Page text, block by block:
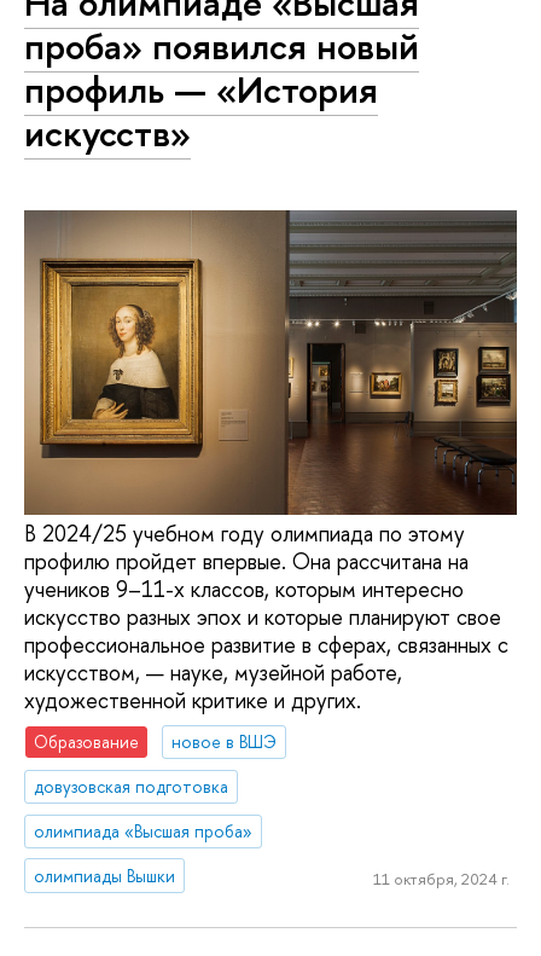
проба» появился новый
профиль — «История
искусств»
В 2024/25 учебном году олимпиада по этому
профилю пройдет впервые. Она рассчитана на
учеников 9–11-х классов, которым интересно
искусство разных эпох и которые планируют свое
профессиональное развитие в сферах, связанных с
искусством, — науке, музейной работе,
художественной критике и других.
Образование
новое в ВШЭ
довузовская подготовка
олимпиада «Высшая проба»
олимпиады Вышки
11 октября, 2024 г.